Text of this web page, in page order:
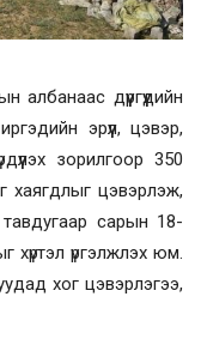
дүүргүүдийн
эрүүл, цэвэр,
зорилгоор 350
хаягдлыг цэвэрлэж,
сарын 18-
хүртэл үргэлжлэх юм.
хог цэвэрлэгээ,